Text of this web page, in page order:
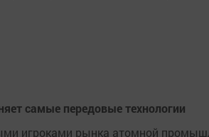
самые передовые технологии
игроками рынка атомной